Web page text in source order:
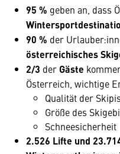
95 % geben an, dass
90 % der
österreichisches
2/3 der Gäste
Österreich, wichtige
Qualität der
Größe des
Schneesicherheit
2.526 Lifte und